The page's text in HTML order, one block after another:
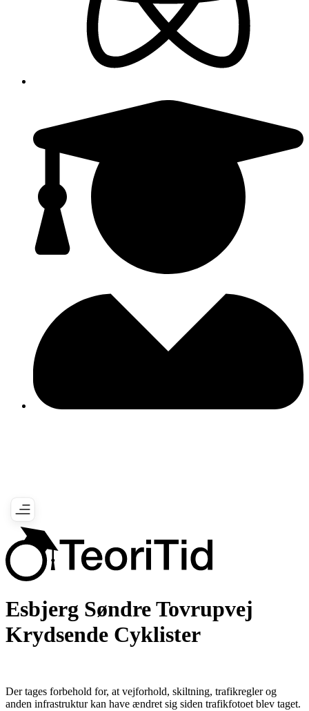
Esbjerg Søndre Tovrupvej
Krydsende Cyklister
Der tages forbehold for, at vejforhold, skiltning, trafikregler og
anden infrastruktur kan have ændret sig siden trafikfotoet blev taget.